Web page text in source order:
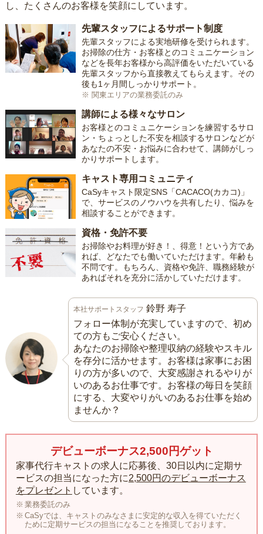
し、たくさんのお客様を笑顔にしています。
先輩スタッフによるサポート制度
先輩スタッフによる実地研修を受けられます。
お掃除の仕方・お客様とのコミュニケーション
などを長年お客様から高評価をいただいている
先輩スタッフから直接教えてもらえます。その
後も1ヶ月間しっかりサポート。
※ 関東エリアの業務委託のみ
講師による様々なサロン
お客様とのコミュニケーションを練習するサロ
ン・ちょっとした不安を相談するサロンなどが
あなたの不安・お悩みに合わせて、講師がしっ
かりサポートします。
キャスト専用コミュニティ
CaSyキャスト限定SNS「CACACO(カカコ)」
で、サービスのノウハウを共有したり、悩みを
相談することができます。
資格・免許不要
お掃除やお料理が好き！、得意！という方であ
れば、どなたでも働いていただけます。年齢も
不問です。もちろん、資格や免許、職務経験が
あればそれを充分に活かしていただけます。
本社サポートスタッフ 鈴野 寿子
フォロー体制が充実していますので、初め
ての方もご安心ください。
あなたのお掃除や整理収納の経験やスキル
を存分に活かせます。お客様は家事にお困
りの方が多いので、大変感謝されるやりが
いのあるお仕事です。お客様の毎日を笑顔
にする、大変やりがいのあるお仕事を始め
ませんか？
デビューボーナス2,500円ゲット
家事代行キャストの求人に応募後、30日以内に定期サ
ービスの担当になった方に2,500円のデビューボーナス
をプレゼント しています。
業務委託のみ
CaSyでは、キャストのみなさまに安定的な収入を得ていただく
ために定期サービスの担当になることを推奨しております。